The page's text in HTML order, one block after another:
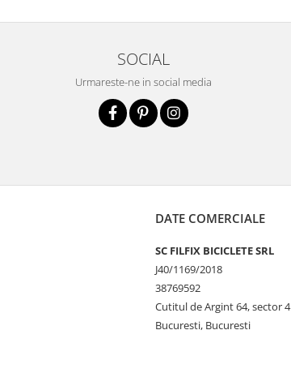
SOCIAL
Urmareste-ne in social media
DATE COMERCIALE
SC FILFIX BICICLETE SRL
J40/1169/2018
38769592
Cutitul de Argint 64, sector 4
Bucuresti, Bucuresti